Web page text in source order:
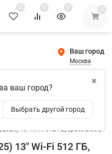
0 0 0 0
Ваш город
Москва
✖
ваш город?
Выбрать другой город
канал и получи
20W при покупке в
2025) 13" Wi-Fi 512 ГБ, Space Black,
13" Wi-Fi 512 ГБ,